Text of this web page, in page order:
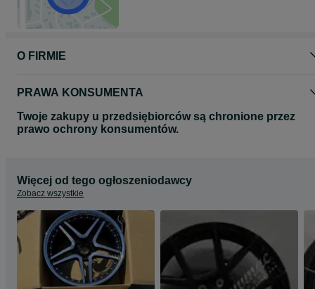
O FIRMIE
PRAWA KONSUMENTA
Twoje zakupy u przedsiębiorców są chronione przez
prawo ochrony konsumentów.
Więcej od tego ogłoszeniodawcy
Zobacz wszystkie